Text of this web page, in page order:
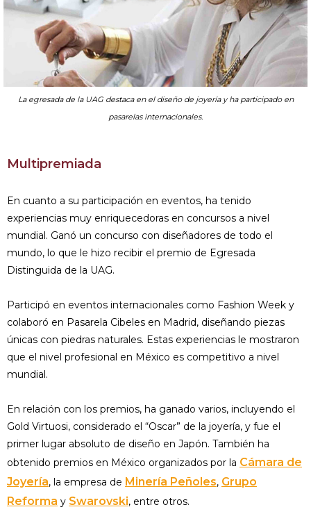
La egresada de la UAG destaca en el diseño de joyería y ha participado en
pasarelas internacionales.
Multipremiada
En cuanto a su participación en eventos, ha tenido
experiencias muy enriquecedoras en concursos a nivel
mundial. Ganó un concurso con diseñadores de todo el
mundo, lo que le hizo recibir el premio de Egresada
Distinguida de la UAG.
Participó en eventos internacionales como Fashion Week y
colaboró en Pasarela Cibeles en Madrid, diseñando piezas
únicas con piedras naturales. Estas experiencias le mostraron
que el nivel profesional en México es competitivo a nivel
mundial.
En relación con los premios, ha ganado varios, incluyendo el
Gold Virtuosi, considerado el “Oscar” de la joyería, y fue el
primer lugar absoluto de diseño en Japón. También ha
obtenido premios en México organizados por la Cámara de
Joyería, la empresa de Minería Peñoles, Grupo
Reforma y Swarovski, entre otros.